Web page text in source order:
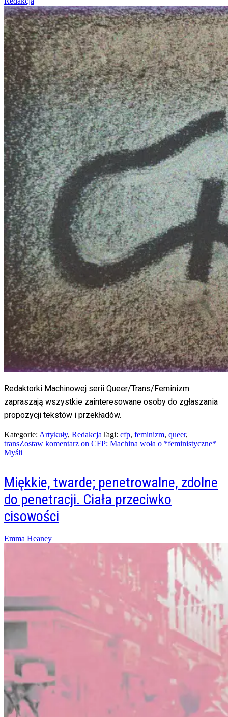
on
08/07/202408/07/2024
Redaktorki Machinowej serii Queer/Trans/Feminizm
zapraszają wszystkie zainteresowane osoby do zgłaszania
propozycji tekstów i przekładów.
Kategorie: Artykuły, RedakcjaTagi: cfp, feminizm, queer,
transZostaw komentarz on CFP: Machina woła o *feministyczne*
Myśli
Miękkie, twarde; penetrowalne, zdolne
do penetracji. Ciała przeciwko
cisowości
Posted
14/03/2025
Emma Heaney